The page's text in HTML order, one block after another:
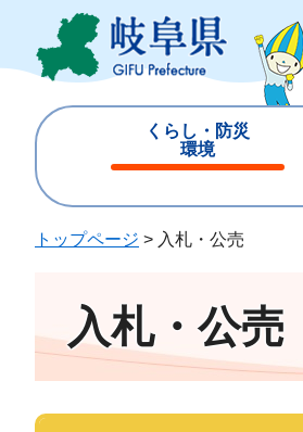
ジ
ュ
くらし・防災
環境
じ
トップページ > 入札・公売
入札・公売